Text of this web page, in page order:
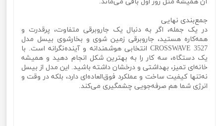
جمع‌بندی نهایی
در یک جمله، اگر به دنبال یک جاروبرقی متفاوت، پرقدرت و
همه‌کاره هستید، جاروبرقی زمین شوی و بخارشوی بیسل مدل
CROSSWAVE 3527 انتخابی هوشمندانه و آینده‌نگرانه است. با
یک دستگاه، سه کار را به بهترین شکل انجام دهید و همیشه
خانه‌ای تمیز، بهداشتی و درخشان داشته باشید. این مدل از بیسل
نه‌تنها کیفیت ساخت و عملکرد فوق‌العاده‌ای دارد، بلکه در وقت و
انرژی شما هم صرفه‌جویی چشمگیری می‌کند.